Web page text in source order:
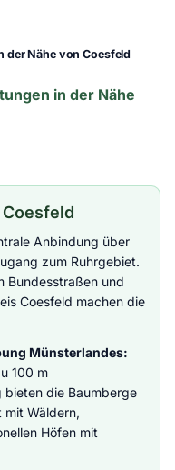
der Nähe von Coesfeld
in der Nähe
Anbindung über
zum Ruhrgebiet.
Bundesstraßen und
Coesfeld machen die
Münsterlandes:
100 m
bieten die Baumberge
Wäldern,
Höfen mit